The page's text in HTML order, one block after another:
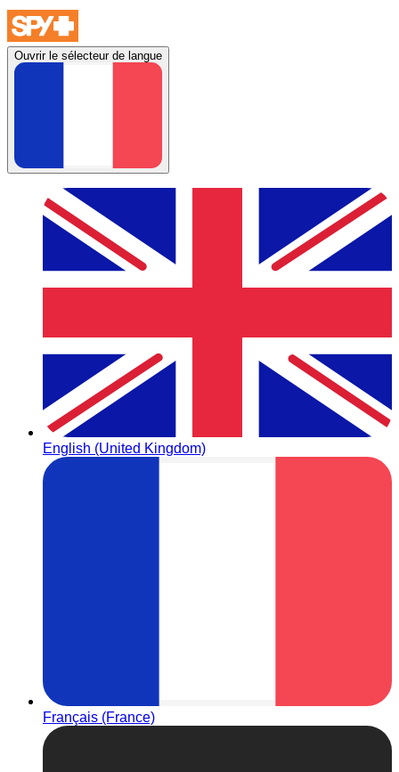
Ouvrir le sélecteur de langue
English (United Kingdom)
Français (France)